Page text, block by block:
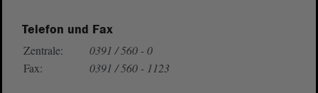
Telefon und Fax
Zentrale:
0391 / 560 - 0
Fax:
0391 / 560 - 1123